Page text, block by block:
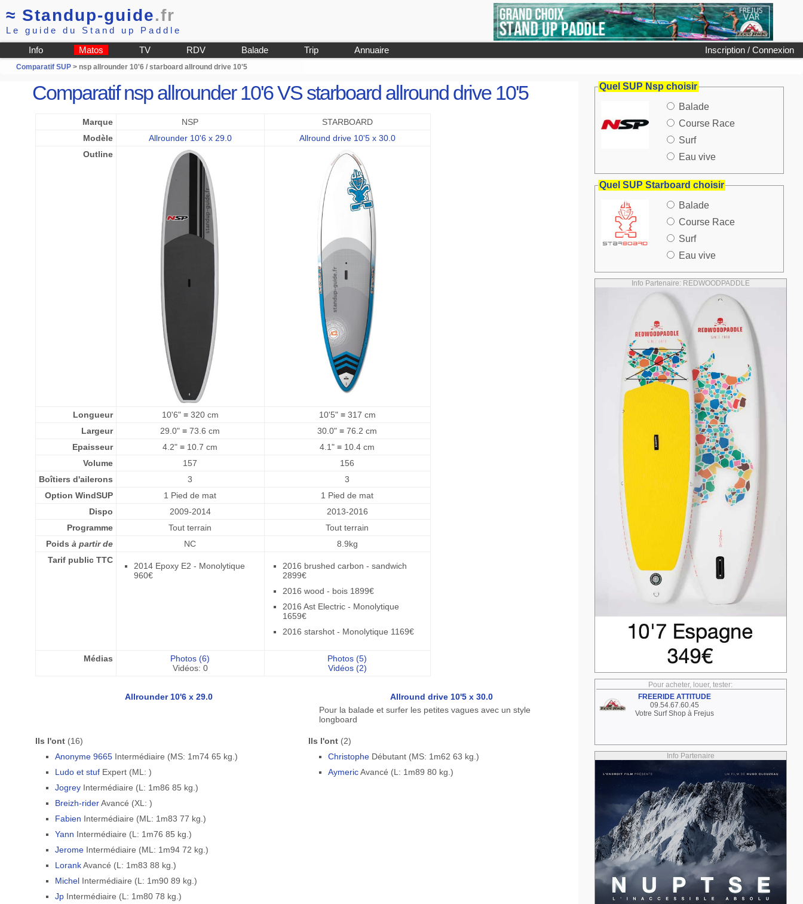
≈ Standup-guide.fr
Le guide du Stand up Paddle
Inscription / Connexion
Info Matos TV RDV Balade Trip Annuaire
Comparatif SUP > nsp allrounder 10'6 / starboard allround drive 10'5
Comparatif nsp allrounder 10'6 VS starboard allround drive 10'5
Marque NSP
STARBOARD
Modèle
Allrounder 10'6 x 29.0
Allround drive 10'5 x 30.0
Outline
Longueur 10'6" ≡ 320 cm
10'5" ≡ 317 cm
Largeur
29.0" ≡ 73.6 cm
30.0" ≡ 76.2 cm
Epaisseur
4.2" ≡ 10.7 cm
4.1" ≡ 10.4 cm
Volume
157
156
Boîtiers d'ailerons
3
3
Option WindSUP
1 Pied de mat
1 Pied de mat
Dispo
2009-2014
2013-2016
Programme
Tout terrain
Tout terrain
Poids à partir de NC
8.9kg
Tarif public TTC
2014 Epoxy E2 - Monolytique
960€
2016 brushed carbon - sandwich
2899€
2016 wood - bois 1899€
2016 Ast Electric - Monolytique
1659€
2016 starshot - Monolytique 1169€
Médias
Photos (6)
Vidéos: 0
Photos (5)
Vidéos (2)
Allrounder 10'6 x 29.0
Allround drive 10'5 x 30.0
Pour la balade et surfer les petites vagues avec un style
longboard
Ils l'ont(16)
Anonyme 9665Intermédiaire (MS: 1m74 65 kg.)
Ludo et stufExpert (ML: )
JogreyIntermédiaire (L: 1m86 85 kg.)
Breizh-riderAvancé (XL: )
Fabien Intermédiaire (ML: 1m83 77 kg.)
Yann Intermédiaire (L: 1m76 85 kg.)
JeromeIntermédiaire (ML: 1m94 72 kg.)
LorankAvancé (L: 1m83 88 kg.)
MichelIntermédiaire (L: 1m90 89 kg.)
JpIntermédiaire (L: 1m80 78 kg.)
Ils l'ont(2)
ChristopheDébutant (MS: 1m62 63 kg.)
AymericAvancé (L: 1m89 80 kg.)
Quel SUP Nsp choisir
Balade
Course Race
Surf
Eau vive
Quel SUP Starboard choisir
Balade
Course Race
Surf
Eau vive
Info Partenaire: REDWOODPADDLE
Pour acheter, louer, tester:
FREERIDE ATTITUDE
09.54.67.60.45
Votre Surf Shop à Frejus
Info Partenaire